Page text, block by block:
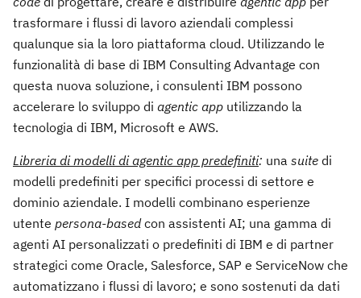
trasformare i flussi di lavoro aziendali complessi
qualunque sia la loro piattaforma cloud. Utilizzando le
funzionalità di base di IBM Consulting Advantage con
questa nuova soluzione, i consulenti IBM possono
accelerare lo sviluppo di agentic app utilizzando la
tecnologia di IBM, Microsoft e AWS.
Libreria di modelli di agentic app predefiniti: una suite di
modelli predefiniti per specifici processi di settore e
dominio aziendale. I modelli combinano esperienze
utente persona-basedcon assistenti AI; una gamma di
agenti AI personalizzati o predefiniti di IBM e di partner
strategici come Oracle, Salesforce, SAP e ServiceNow che
automatizzano i flussi di lavoro; e sono sostenuti da dati